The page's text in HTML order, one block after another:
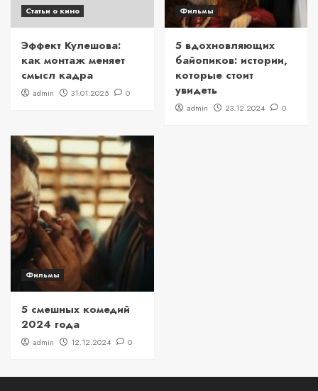
Статьи о кино
Эффект Кулешова:
как монтаж меняет
смысл кадра
admin 31.01.2025 0
Фильмы
5 вдохновляющих
байопиков: истории,
которые стоит
увидеть
admin 23.12.2024 0
Фильмы
5 смешных комедий
2024 года
admin 12.12.2024 0